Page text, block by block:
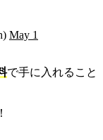
May 1
で手に入れること